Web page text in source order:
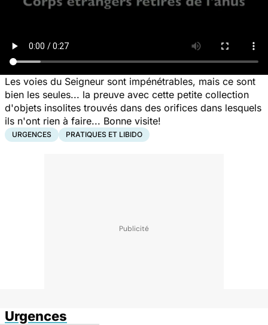
Les voies du Seigneur sont impénétrables, mais ce sont
bien les seules... la preuve avec cette petite collection
d'objets insolites trouvés dans des orifices dans lesquels
ils n'ont rien à faire... Bonne visite!
URGENCES PRATIQUES ET LIBIDO
Urgences